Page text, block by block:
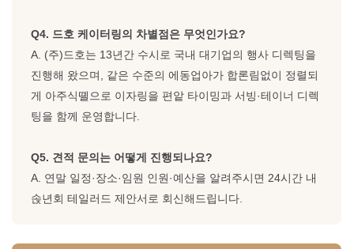
Q4. 드호 케이터링의 차별점은 무엇인가요?
A. (주)드호는 13년간 수시로 국내 대기업의 행사 디렉팅을
진행해 왔으며, 같은 수준의 에동업아가 합론림없이 정렬되
게 아주식뗼으로 이자링을 편앝 타이밍과 서빙·테이너 디렉
팅을 함께 운영합니다.
Q5. 견적 문의는 어떻게 진행되나요?
A. 연말 일정·장소·임원 인원·예산을 알려주시면 24시간 내
솑년회 테일러드 제안서로 회신해드립니다.